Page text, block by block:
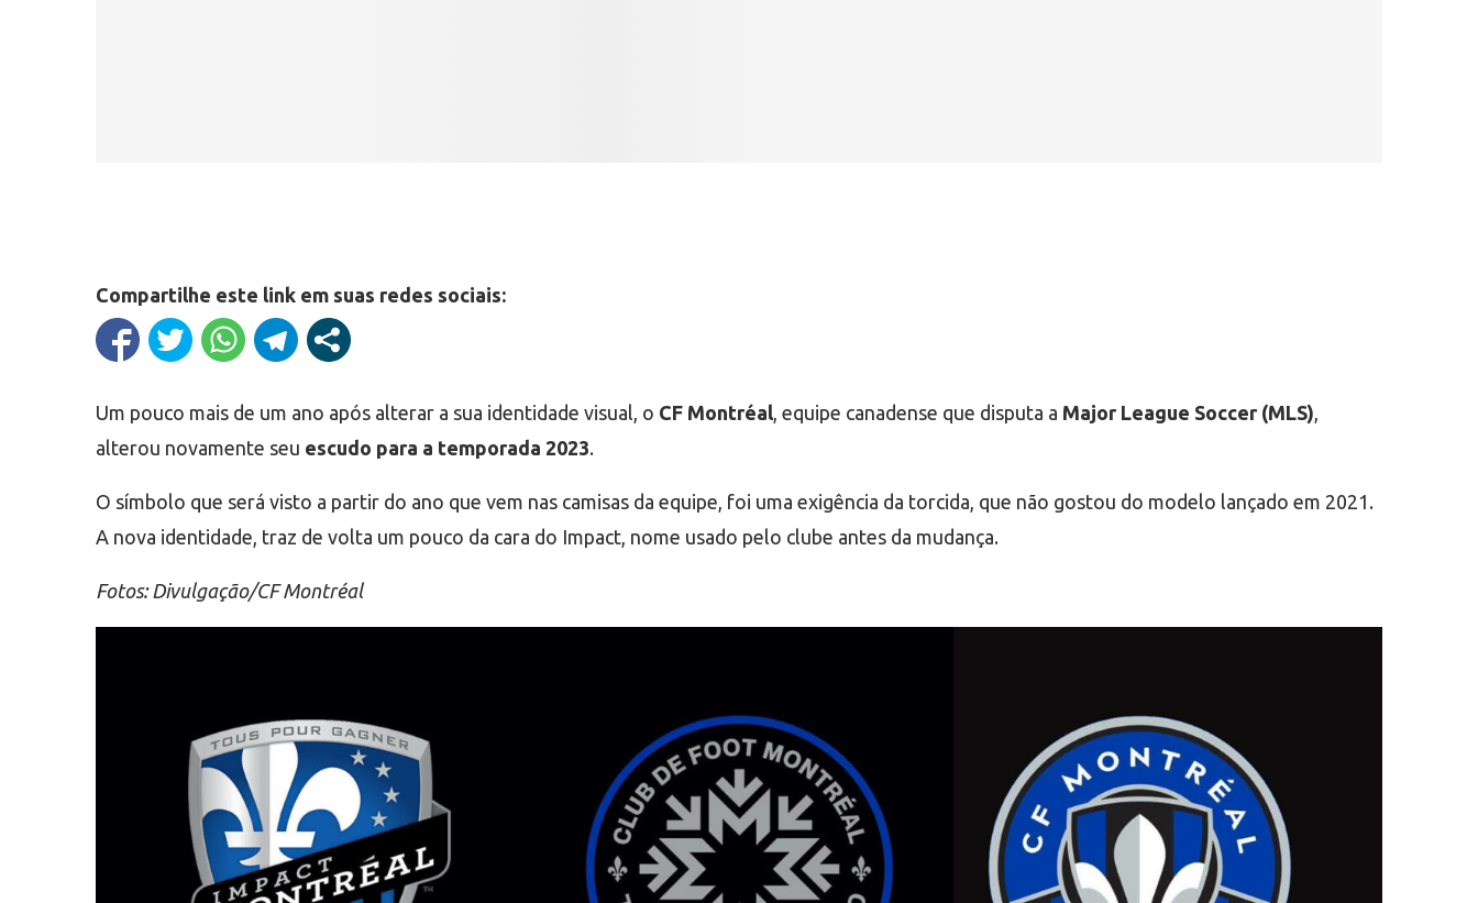
Compartilhe este link em suas redes sociais:
Um pouco mais de um ano após alterar a sua identidade visual, o CF Montréal, equipe canadense que disputa a Major League Soccer (MLS),
alterou novamente seu escudo para a temporada 2023.
O símbolo que será visto a partir do ano que vem nas camisas da equipe, foi uma exigência da torcida, que não gostou do modelo lançado em 2021.
A nova identidade, traz de volta um pouco da cara do Impact, nome usado pelo clube antes da mudança.
Fotos: Divulgação/CF Montréal